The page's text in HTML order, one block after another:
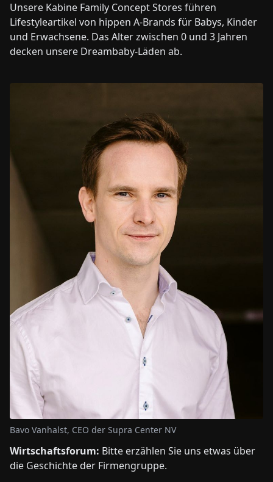
Unsere Kabine Family Concept Stores führen
Lifestyleartikel von hippen A-Brands für Babys, Kinder
und Erwachsene. Das Alter zwischen 0 und 3 Jahren
decken unsere Dreambaby-Läden ab.
Bavo Vanhalst, CEO der Supra Center NV
Wirtschaftsforum: Bitte erzählen Sie uns etwas über
die Geschichte der Firmengruppe.